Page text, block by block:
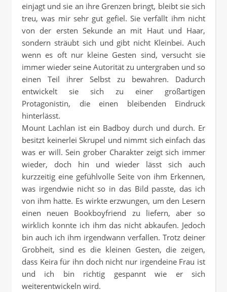
einjagt und sie an ihre Grenzen bringt, bleibt sie sich
treu, was mir sehr gut gefiel. Sie verfällt ihm nicht
von der ersten Sekunde an mit Haut und Haar,
sondern sträubt sich und gibt nicht Kleinbei. Auch
wenn es oft nur kleine Gesten sind, versucht sie
immer wieder seine Autorität zu untergraben und so
einen Teil ihrer Selbst zu bewahren. Dadurch
entwickelt sie sich zu einer großartigen
Protagonistin, die einen bleibenden Eindruck
hinterlässt.
Mount Lachlan ist ein Badboy durch und durch. Er
besitzt keinerlei Skrupel und nimmt sich einfach das
was er will. Sein grober Charakter zeigt sich immer
wieder, doch hin und wieder lässt sich auch
kurzzeitig eine gefühlvolle Seite von ihm Erkennen,
was irgendwie nicht so in das Bild passte, das ich
von ihm hatte. Es wirkte erzwungen, um den Lesern
einen neuen Bookboyfriend zu liefern, aber so
wirklich konnte ich ihm das nicht abkaufen. Jedoch
bin auch ich ihm irgendwann verfallen. Trotz deiner
Grobheit, sind es die kleinen Gesten, die zeigen,
dass Keira für ihn doch nicht nur irgendeine Frau ist
und ich bin richtig gespannt wie er sich
weiterentwickeln wird.